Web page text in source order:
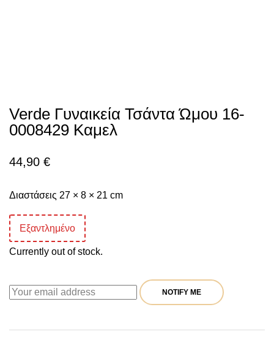
Verde Γυναικεία Τσάντα Ώμου 16-
0008429 Καμελ
44,90 €
Διαστάσεις 27 × 8 × 21 cm
Εξαντλημένο
Currently out of stock.
NOTIFY ME